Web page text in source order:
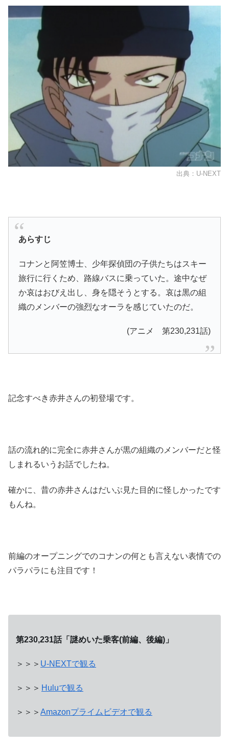
出典：U-NEXT
あらすじ
コナンと阿笠博士、少年探偵団の子供たちはスキー
旅行に行くため、路線バスに乗っていた。途中なぜ
か哀はおびえ出し、身を隠そうとする。哀は黒の組
織のメンバーの強烈なオーラを感じていたのだ。
(アニメ 第230,231話)
記念すべき赤井さんの初登場です。
話の流れ的に完全に赤井さんが黒の組織のメンバーだと怪
しまれるいうお話でしたね。
確かに、昔の赤井さんはだいぶ見た目的に怪しかったです
もんね。
前編のオープニングでのコナンの何とも言えない表情での
パラパラにも注目です！
第230,231話「謎めいた乗客(前編、後編)」
＞＞＞ U-NEXTで観る
＞＞＞ Huluで観る
＞＞＞ Amazonプライムビデオで観る